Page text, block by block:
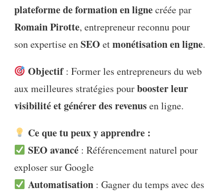
plateforme de formation en lignecréée par
Romain Pirotte, entrepreneur reconnu pour
son expertise enSEO etmonétisation en ligne.
Objectif: Former les entrepreneurs du web
aux meilleures stratégies pourbooster leur
visibilité et générer des revenusen ligne.
Ce que tu peux y apprendre :
SEO avancé: Référencement naturel pour
exploser sur Google
Automatisation: Gagner du temps avec des